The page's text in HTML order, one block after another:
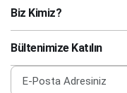
Biz Kimiz?
Bültenimize Katılın